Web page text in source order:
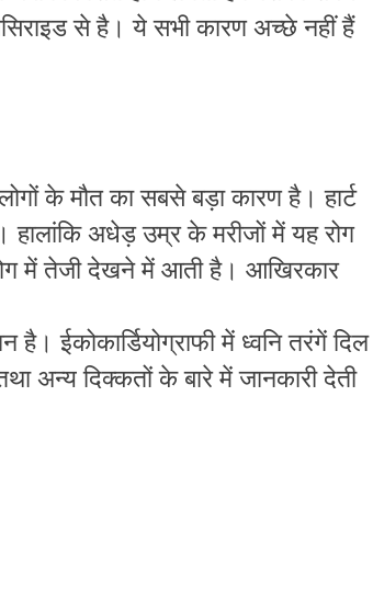
से है। ये सभी कारण अच्छे नहीं हैं
के मौत का सबसे बड़ा कारण है। हार्ट
अधेड़ उम्र के मरीजों में यह रोग
में तेजी देखने में आती है। आखिरकार
है। ईकोकार्डियोग्राफी में ध्वनि तरंगें दिल
अन्य दिक्कतों के बारे में जानकारी देती